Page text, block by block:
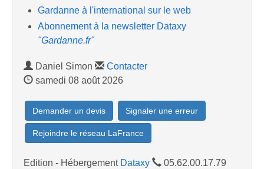
Gardanne à l'international sur le web
Abonnement à la newsletter Dataxy
"Gardanne.fr"
Daniel Simon
Contacter
samedi 08 août 2026
Demander un devis Signaler une erreur
Rejoindre le réseau LaFrance
Edition - Hébergement Dataxy
05.62.00.17.79